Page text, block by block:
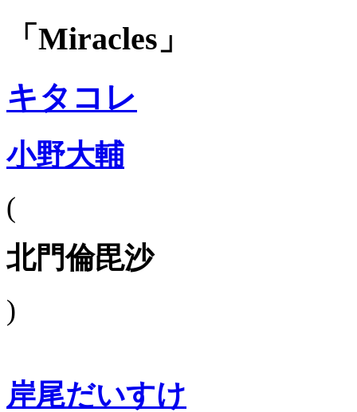
「Miracles」
キタコレ
小野大輔
(
北門倫毘沙
)
岸尾だいすけ